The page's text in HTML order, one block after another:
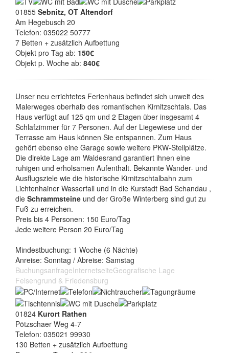
01855 Sebnitz, OT Altendorf
Am Hegebusch 20
Telefon: 035022 50777
7 Betten + zusätzlich Aufbettung
Objekt pro Tag ab: 150€
Objekt p. Woche ab: 840€
Unser neu errichtetes Ferienhaus befindet sich unweit des
Malerweges oberhalb des romantischen Kirnitzschtals. Das
Haus verfügt auf 125 qm und 2 Etagen über insgesamt 4
Schlafzimmer für 7 Personen. Auf der Liegewiese und der
Terrasse am Haus können Sie entspannen. Zum Haus
gehört ebenso eine Garage sowie weitere PKW-Stellplätze.
Die direkte Lage am Waldesrand garantiert ihnen eine
ruhigen und erholsamen Aufenthalt. Bekannte Wander- und
Ausflugsziele wie die historische Kirnitzschtalbahn zum
Lichtenhainer Wasserfall und in die Kurstadt Bad Schandau ,
die Schrammsteine und der Große Winterberg sind gut zu
Fuß zu erreichen.
Preis bis 4 Personen: 150 Euro/Tag
Jede weitere Person 20 Euro/Tag
Mindestbuchung: 1 Woche (6 Nächte)
Anreise: Sonntag / Abreise: Samstag
BuchungsanfrageInternetseiteGeografische Lage
Felsengrund & Friedensburg
01824 Kurort Rathen
Pötzschaer Weg 4-7
Telefon: 035021 99930
130 Betten + zusätzlich Aufbettung